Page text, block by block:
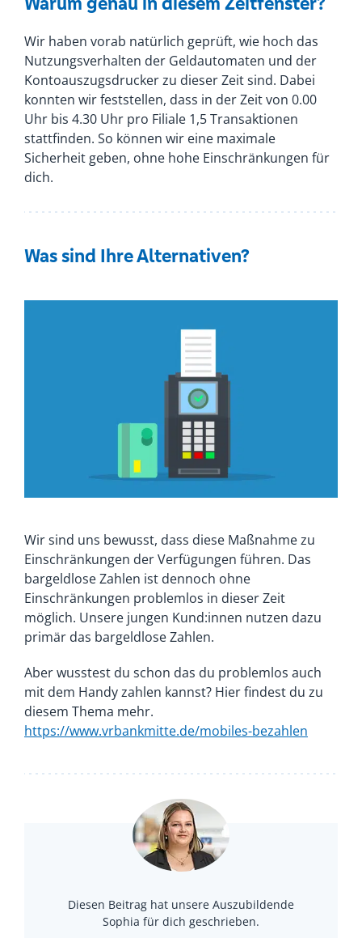
Wir haben vorab natürlich geprüft, wie hoch das
Nutzungsverhalten der Geldautomaten und der
Kontoauszugsdrucker zu dieser Zeit sind. Dabei
konnten wir feststellen, dass in der Zeit von 0.00
Uhr bis 4.30 Uhr pro Filiale 1,5 Transaktionen
stattfinden. So können wir eine maximale
Sicherheit geben, ohne hohe Einschränkungen für
dich.
Was sind Ihre Alternativen?
Wir sind uns bewusst, dass diese Maßnahme zu
Einschränkungen der Verfügungen führen. Das
bargeldlose Zahlen ist dennoch ohne
Einschränkungen problemlos in dieser Zeit
möglich. Unsere jungen Kund:innen nutzen dazu
primär das bargeldlose Zahlen.
Aber wusstest du schon das du problemlos auch
mit dem Handy zahlen kannst? Hier findest du zu
diesem Thema mehr.
https://www.vrbankmitte.de/mobiles-bezahlen
Diesen Beitrag hat unsere Auszubildende
Sophia für dich geschrieben.